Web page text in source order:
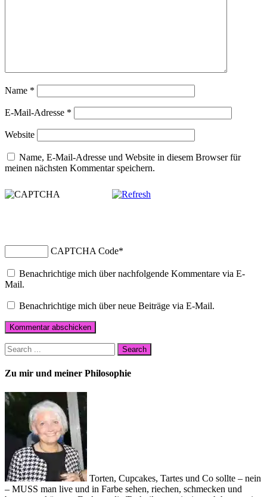
Name *
E-Mail-Adresse *
Website
Name, E-Mail-Adresse und Website in diesem Browser für
meinen nächsten Kommentar speichern.
CAPTCHA Code*
Benachrichtige mich über nachfolgende Kommentare via E-
Mail.
Benachrichtige mich über neue Beiträge via E-Mail.
Zu mir und meiner Philosophie
Torten, Cupcakes, Tartes und Co sollte – nein
– MUSS man live und in Farbe sehen, riechen, schmecken und